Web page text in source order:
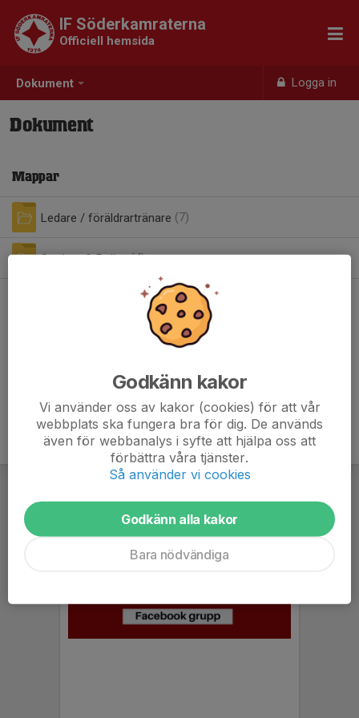
Dokument Logga in
IF Söderkamraterna
Officiell hemsida
Dokument
Mappar
Ledare / föräldrartränare (7)
Stadgar & Policy (4)
Godkänn kakor
Vi använder oss av kakor (cookies) för att vår
webbplats ska fungera bra för dig. De används
även för webbanalys i syfte att hjälpa oss att
förbättra våra tjänster.
Så använder vi cookies
Godkänn alla kakor
Bara nödvändiga